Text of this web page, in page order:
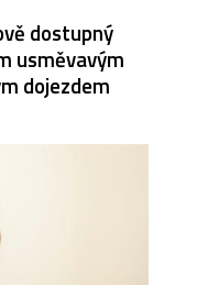
dostupný
usměvavým
dojezdem